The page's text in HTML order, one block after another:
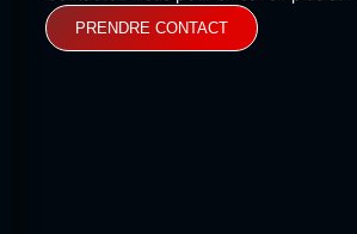
PRENDRE CONTACT